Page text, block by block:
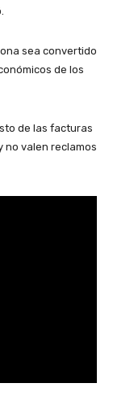
sea convertido
de los
de las facturas
no valen reclamos